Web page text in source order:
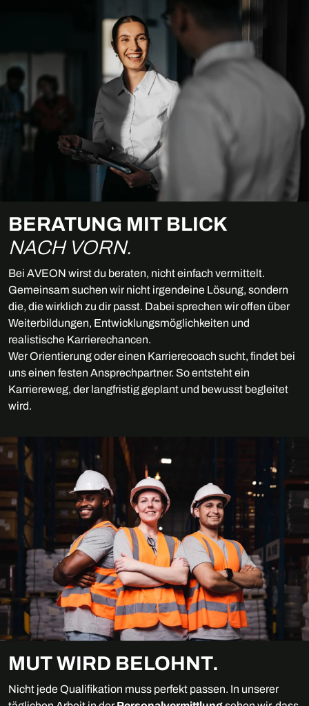
BERATUNG MIT BLICK
NACH VORN.
Bei AVEON wirst du beraten, nicht einfach vermittelt.
Gemeinsam suchen wir nicht irgendeine Lösung, sondern
die, die wirklich zu dir passt. Dabei sprechen wir offen über
Weiterbildungen, Entwicklungsmöglichkeiten und
realistische Karrierechancen.
Wer Orientierung oder einen Karrierecoach sucht, findet bei
uns einen festen Ansprechpartner. So entsteht ein
Karriereweg, der langfristig geplant und bewusst begleitet
wird.
MUT WIRD BELOHNT.
Nicht jede Qualifikation muss perfekt passen. In unserer